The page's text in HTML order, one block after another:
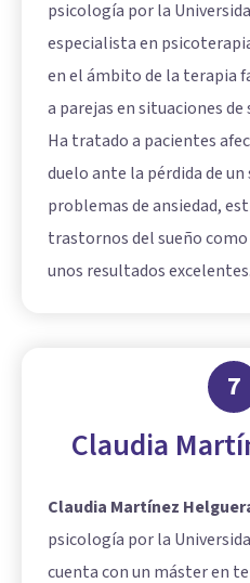
psicología por la
especialista en
en el ámbito de la terapia
a parejas en situaciones
Ha tratado a pacientes
duelo ante la pérdida de un
problemas de ansiedad,
trastornos del sueño
unos resultados excelentes.
7
Claudia
Claudia Martínez
psicología por la
cuenta con un máster en